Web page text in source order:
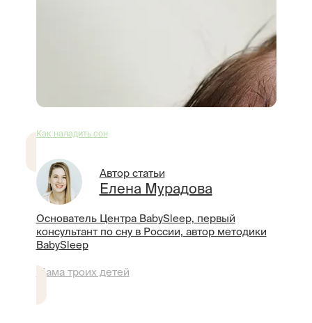
Как наладить сон
Автор статьи
Елена Мурадова
Основатель Центра BabySleep, первый
консультант по сну в России, автор методики
BabySleep
Мама троих детей